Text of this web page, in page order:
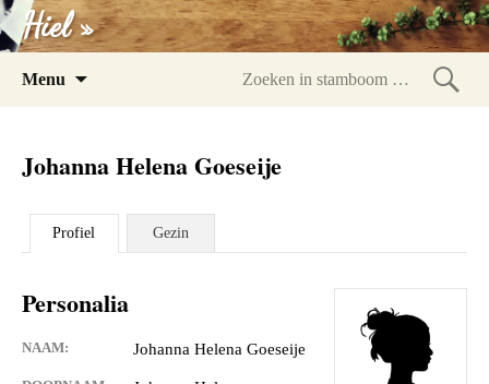
Hiel »
Menu
Johanna Helena Goeseije
Profiel Gezin
Personalia
NAAM: Johanna Helena Goeseije